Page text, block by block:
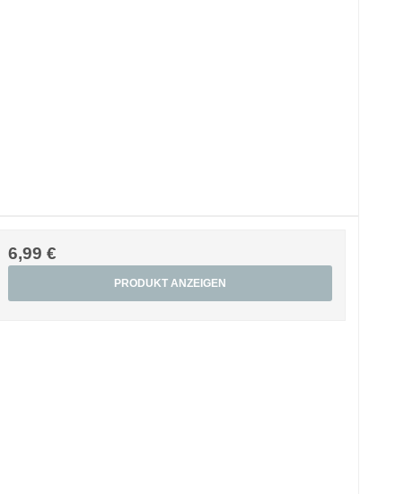
6,99 €
PRODUKT ANZEIGEN